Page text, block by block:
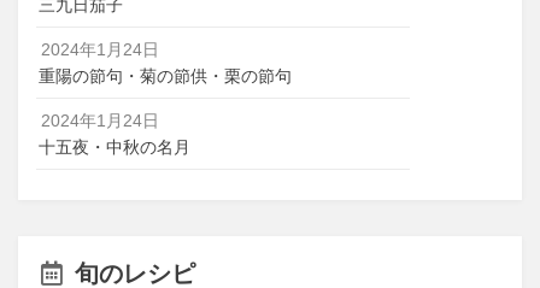
三九日茄子
2024年1月24日
重陽の節句・菊の節供・栗の節句
2024年1月24日
十五夜・中秋の名月
旬のレシピ